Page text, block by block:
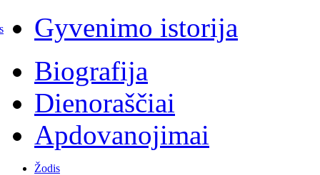
Gyvenimo istorija
Biografija
Dienoraščiai
Apdovanojimai
Žodis